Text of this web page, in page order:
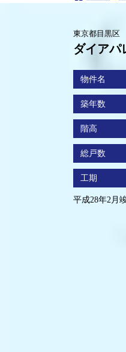
東京都目黒区
ダイアパ
物件名
築年数
階高
総戸数
工期
平成28年2月